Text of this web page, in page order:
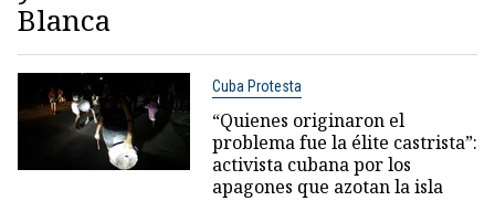
Blanca
Cuba Protesta
“Quienes originaron el
problema fue la élite castrista”:
activista cubana por los
apagones que azotan la isla